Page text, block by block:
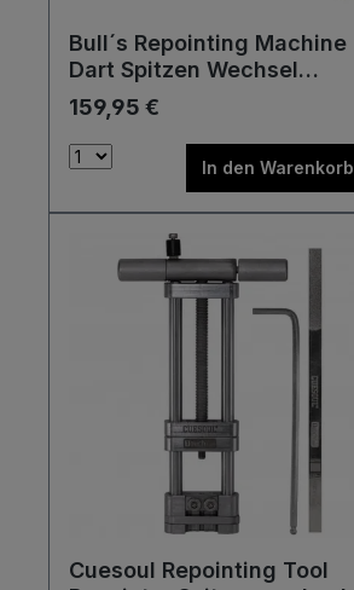
Bull´s Repointing Machine
Dart Spitzen Wechsel
Maschine Tool Werkzeug
159,95 €
In den Warenkorb
Cuesoul Repointing Tool